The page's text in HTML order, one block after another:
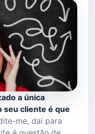
a única
seu cliente é que
me, dai para